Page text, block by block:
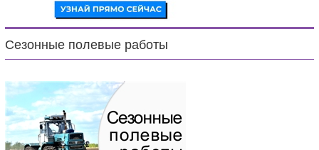
Сезонные полевые работы